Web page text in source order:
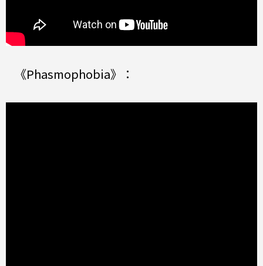
《Phasmophobia》：